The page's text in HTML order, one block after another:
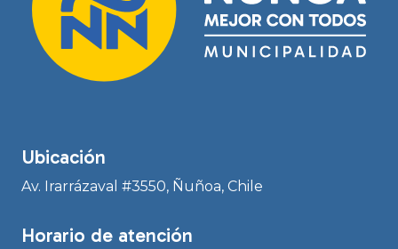
Ubicación
Av. Irarrázaval #3550, Ñuñoa, Chile
Horario de atención